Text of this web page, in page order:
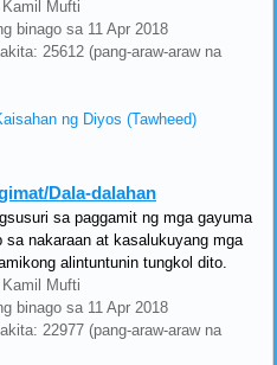
Mufti
binago sa 11 Apr 2018
25612 (pang-araw-araw na
ng Diyos (Tawheed)
Dala-dalahan
sa paggamit ng mga gayuma
sa nakaraan at kasalukuyang mga
alintuntunin tungkol dito.
Mufti
binago sa 11 Apr 2018
22977 (pang-araw-araw na